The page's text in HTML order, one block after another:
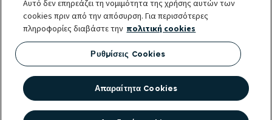
© 2026 H ALD Automotive | LeasePlan ανήκει στον όμιλο Ayvens, τον
κορυφαίο παγκόσμιο πάροχο βιώσιμης κινητικότητας που προσφέρει
ολοκληρωμένες υπηρεσίες μίσθωσης, ευέλικτες συνδρομητικές υπηρεσίες,
υπηρεσίες διαχείρισης στόλου και λύσεις κινητικότητας, σε ένα
πελατολόγιο μεγάλων εταιρειών, μικρομεσαίων επιχειρήσεων,
επαγγελματιών και ιδιωτών. Με 13.000 εργαζόμενους σε 40 χώρες, η
Ayvens διαχειρίζεται 3,1 εκατομμύρια οχήματα και τον μεγαλύτερο multi-
brand στόλο ηλεκτρικών οχημάτων, παγκοσμίως. Αξιοποιώντας τη θέση
Αυτό δεν επηρεάζει τη νομιμότητα της χρήσης αυτών των
cookies πριν από την απόσυρση. Για περισσότερες
πληροφορίες διαβάστε την πολιτική cookies
Ρυθμίσεις Cookies
Απαραίτητα Cookies